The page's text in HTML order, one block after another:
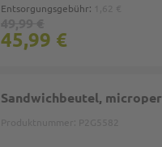
Entsorgungsgebühr:
45,99 €
49,99 €
Sandwichbeutel,